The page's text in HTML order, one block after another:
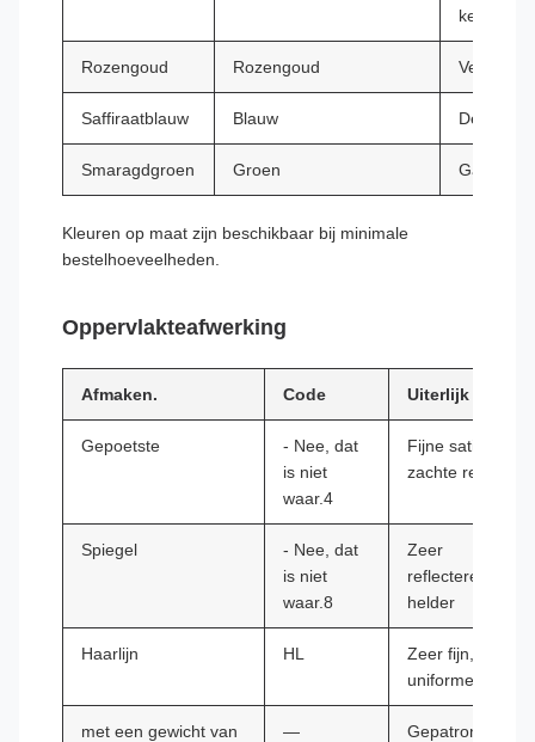
keukens
Rozengoud Rozengoud
Saffiraatblauw Blauw
Smaragdgroen Groen
Kleuren op maat zijn beschikbaar bij minimale
bestelhoeveelheden.
Oppervlakteafwerking
Afmaken. Code Uiterlijk
Gepoetste
- Nee, dat
is niet
waar.4
Fijne satin lijnen,
zachte reflectie
Spiegel
- Nee, dat
is niet
waar.8
Zeer
reflecterend,
helder
Haarlijn HL
Zeer fijn,
uniforme lijnen.
met een gewicht van
—
Gepatroneerd